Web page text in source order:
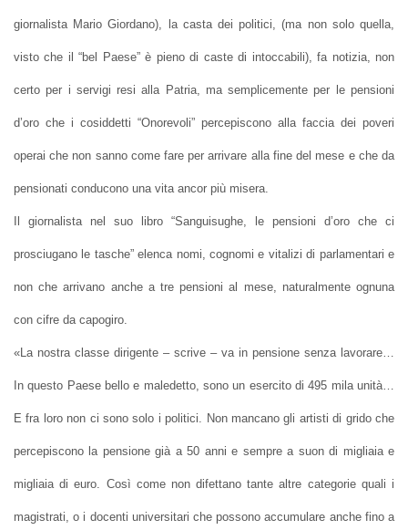
giornalista Mario Giordano), la casta dei politici, (ma non solo quella,
visto che il “bel Paese” è pieno di caste di intoccabili), fa notizia, non
certo per i servigi resi alla Patria, ma semplicemente per le pensioni
d’oro che i cosiddetti “Onorevoli” percepiscono alla faccia dei poveri
operai che non sanno come fare per arrivare alla fine del mese e che da
pensionati conducono una vita ancor più misera.
Il giornalista nel suo libro “Sanguisughe, le pensioni d’oro che ci
prosciugano le tasche” elenca nomi, cognomi e vitalizi di parlamentari e
non che arrivano anche a tre pensioni al mese, naturalmente ognuna
con cifre da capogiro.
«La nostra classe dirigente – scrive – va in pensione senza lavorare…
In questo Paese bello e maledetto, sono un esercito di 495 mila unità…
E fra loro non ci sono solo i politici. Non mancano gli artisti di grido che
percepiscono la pensione già a 50 anni e sempre a suon di migliaia e
migliaia di euro. Così come non difettano tante altre categorie quali i
magistrati, o i docenti universitari che possono accumulare anche fino a